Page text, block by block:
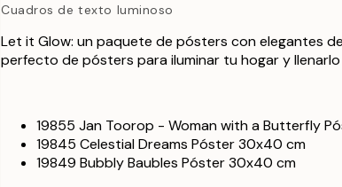
Cuadros de texto luminoso
Let it Glow: un paquete de pósters con elegantes
perfecto de pósters para iluminar tu hogar y
19855 Jan Toorop - Woman with a Butterfly
19845 Celestial Dreams Póster 30x40 cm
19849 Bubbly Baubles Póster 30x40 cm